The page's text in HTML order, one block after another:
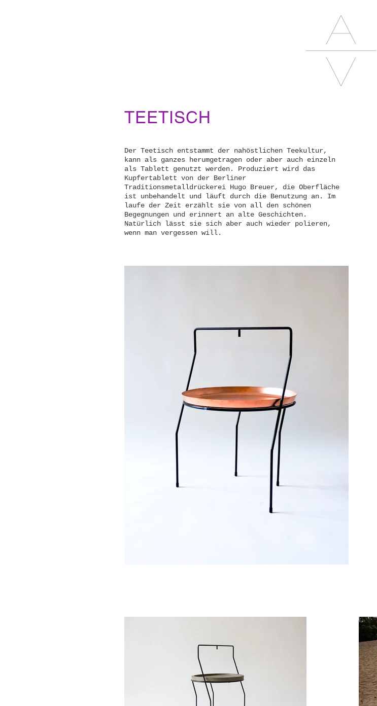
TEETISCH
Der Teetisch entstammt der nahöstlichen Teekultur,
kann als ganzes herumgetragen oder aber auch einzeln
als Tablett genutzt werden. Produziert wird das
Kupfertablett von der Berliner
Traditionsmetalldrückerei Hugo Breuer, die Oberfläche
ist unbehandelt und läuft durch die Benutzung an. Im
laufe der Zeit erzählt sie von all den schönen
Begegnungen und erinnert an alte Geschichten.
Natürlich lässt sie sich aber auch wieder polieren,
wenn man vergessen will.